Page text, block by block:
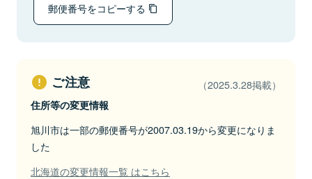
郵便番号をコピーする
ご注意 （2025.3.28掲載）
住所等の変更情報
旭川市は一部の郵便番号が2007.03.19から変更になりま
した
北海道の変更情報一覧 はこちら